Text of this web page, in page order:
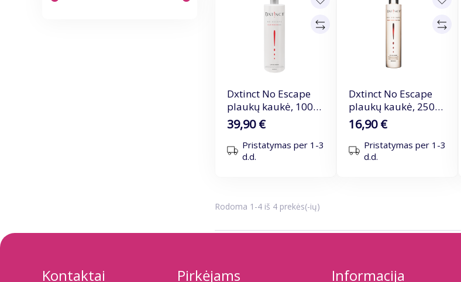
Dxtinct No Escape
plaukų kaukė, 1000
ml
39,90 €
Pristatymas per 1-3
d.d.
Dxtinct No Escape
plaukų kaukė, 250
ml
16,90 €
Pristatymas per 1-3
d.d.
Rodoma 1-4 iš 4 prekės(-ių)
Kontaktai Pirkėjams Informacija